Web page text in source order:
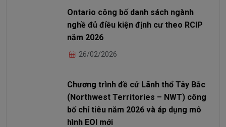
Ontario công bố danh sách ngành
nghề đủ điều kiện định cư theo RCIP
năm 2026
26/02/2026
Chương trình đề cử Lãnh thổ Tây Bắc
(Northwest Territories – NWT) công
bố chỉ tiêu năm 2026 và áp dụng mô
hình EOI mới